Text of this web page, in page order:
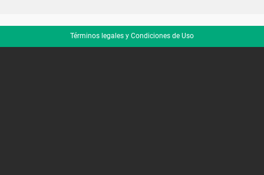
Términos legales y Condiciones de Uso